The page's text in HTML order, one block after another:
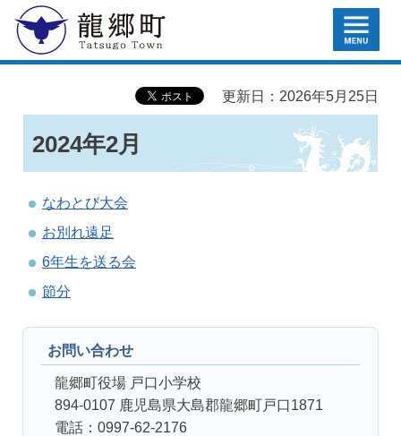
龍郷町 MENU
更新日：2026年5月25日
2024年2月
なわとび大会
お別れ遠足
6年生を送る会
節分
お問い合わせ
龍郷町役場 戸口小学校
894-0107 鹿児島県大島郡龍郷町戸口1871
電話：0997-62-2176